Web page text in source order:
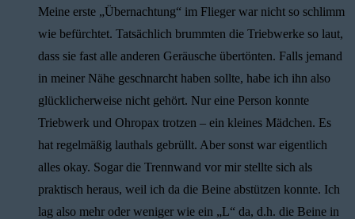
Meine erste „Übernachtung“ im Flieger war nicht so schlimm
wie befürchtet. Tatsächlich brummten die Triebwerke so laut,
dass sie fast alle anderen Geräusche übertönten. Falls jemand
in meiner Nähe geschnarcht haben sollte, habe ich ihn also
glücklicherweise nicht gehört. Nur eine Person konnte
Triebwerk und Ohropax trotzen – ein kleines Mädchen. Es
hat regelmäßig lauthals gebrüllt. Aber sonst war eigentlich
alles okay. Sogar die Trennwand vor mir stellte sich als
praktisch heraus, weil ich da die Beine abstützen konnte. Ich
lag also mehr oder weniger wie ein „L“ da, d.h. die Beine in